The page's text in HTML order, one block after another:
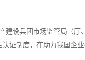
建设兵团市场监管局（
证制度，在助力我国企